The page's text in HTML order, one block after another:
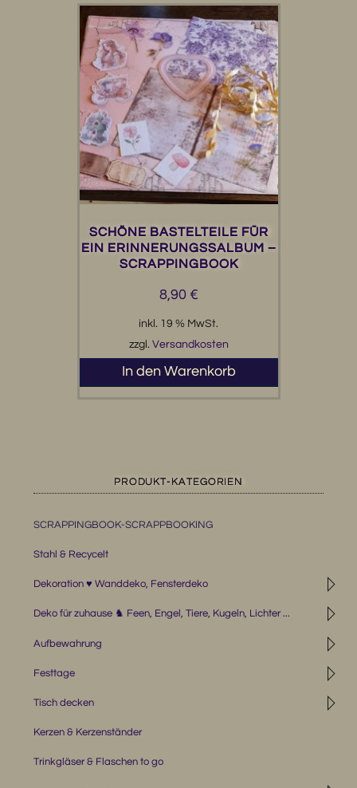
SCHÖNE BASTELTEILE FÜR
EIN ERINNERUNGSSALBUM –
SCRAPPINGBOOK
8,90 €
inkl. 19 % MwSt.
zzgl. Versandkosten
In den Warenkorb
PRODUKT-KATEGORIEN
SCRAPPINGBOOK-SCRAPPBOOKING
Stahl & Recycelt
◹
Dekoration ♥ Wanddeko, Fensterdeko
◹
Deko für zuhause ♞ Feen, Engel, Tiere, Kugeln, Lichter ...
◹
Aufbewahrung
◹
Festtage
◹
Tisch decken
Kerzen & Kerzenständer
Trinkgläser & Flaschen to go